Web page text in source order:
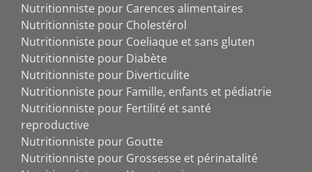
Nutritionniste pour Carences alimentaires
Nutritionniste pour Cholestérol
Nutritionniste pour Coeliaque et sans gluten
Nutritionniste pour Diabète
Nutritionniste pour Diverticulite
Nutritionniste pour Famille, enfants et pédiatrie
Nutritionniste pour Fertilité et santé
reproductive
Nutritionniste pour Goutte
Nutritionniste pour Grossesse et périnatalité